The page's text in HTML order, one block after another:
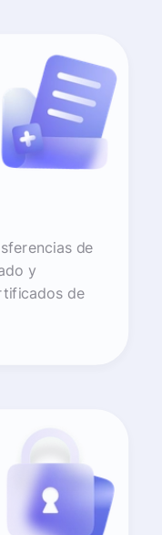
de
y
de